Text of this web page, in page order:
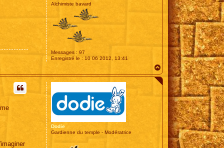
Alchimiste bavard
Messages : 97
Enregistré le : 10 06 2012, 13:41
a
u
Dodie
Gardienne du temple - Modératrice